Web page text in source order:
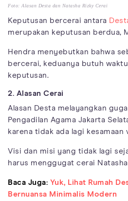
Foto: Alasan Desta dan Natasha Rizky Cerai
Keputusan bercerai antara
merupakan keputusan berdua,
Hendra menyebutkan bahwa
bercerai, keduanya butuh
keputusan.
2. Alasan Cerai
Alasan Desta melayangkan
Pengadilan Agama Jakarta
karena tidak ada lagi kesamaan
Visi dan misi yang tidak lagi
harus menggugat cerai
Baca Juga: Yuk, Lihat Rumah
Bernuansa Minimalis Modern